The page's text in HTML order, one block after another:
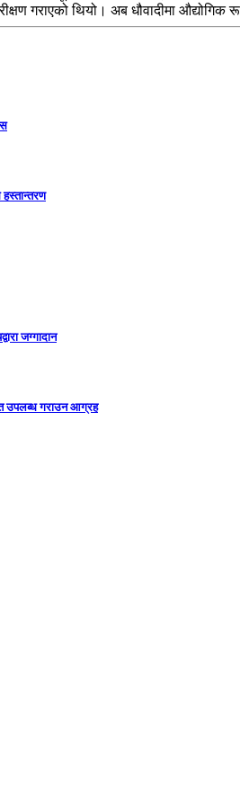
गराएको थियो। अब धौवादीमा
हस्तान्तरण
जग्गादान
उपलब्ध गराउन आग्रह